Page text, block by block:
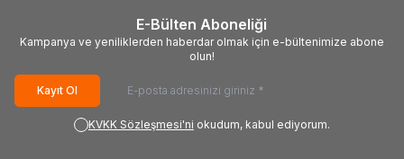
E-Bülten Aboneliği
Kampanya ve yeniliklerden haberdar olmak için e-bültenimize abone
olun!
Kayıt Ol
KVKK Sözleşmesi'ni okudum, kabul ediyorum.